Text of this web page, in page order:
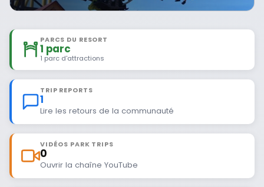
PARCS DU RESORT
1 parc
1 parc d'attractions
TRIP REPORTS
1
Lire les retours de la communauté
VIDÉOS PARK TRIPS
0
Ouvrir la chaîne YouTube